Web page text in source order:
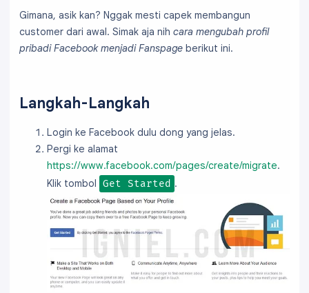
Gimana, asik kan? Nggak mesti capek membangun
customer dari awal. Simak aja nih cara mengubah profil
pribadi Facebook menjadi Fanspage berikut ini.
Langkah-Langkah
Login ke Facebook dulu dong yang jelas.
Pergi ke alamat
https://www.facebook.com/pages/create/migrate.
Klik tombol Get Started .